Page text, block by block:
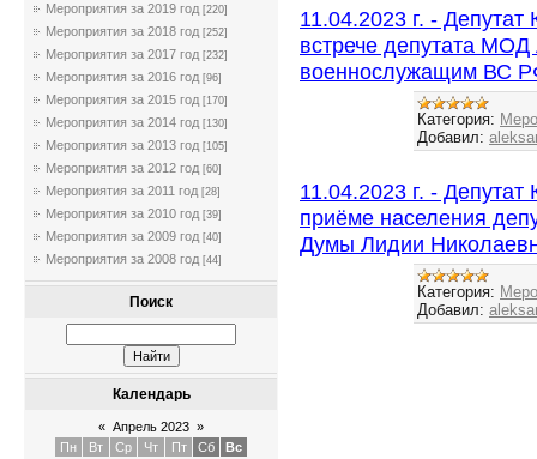
Мероприятия за 2019 год [220]
Мероприятия за 2018 год [252]
Мероприятия за 2017 год [232]
Мероприятия за 2016 год [96]
Мероприятия за 2015 год [170]
Мероприятия за 2014 год [130]
Мероприятия за 2013 год [105]
Мероприятия за 2012 год [60]
Мероприятия за 2011 год [28]
Мероприятия за 2010 год [39]
Мероприятия за 2009 год [40]
Мероприятия за 2008 год [44]
Поиск
Календарь
« Апрель 2023 »
Пн
Вт Ср Чт Пт Сб
Вс
11.04.2023 г. - Депутат
встрече депутата
военнослужащим ВС
Категория:
Добавил:
11.04.2023 г. - Депутат
приёме населения
Думы Лидии
Категория:
Добавил: